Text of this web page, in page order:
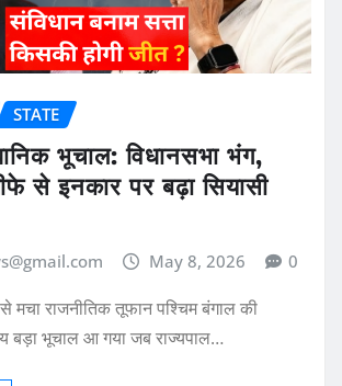
STATE
भूचाल: विधानसभा भंग,
से इनकार पर बढ़ा सियासी
May 8, 2026 0
राजनीतिक तूफान पश्चिम बंगाल की
बड़ा भूचाल आ गया जब राज्यपाल…